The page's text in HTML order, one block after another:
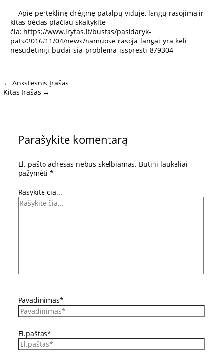
Apie perteklinę drėgmę patalpų viduje, langų rasojimą ir
kitas bėdas plačiau skaitykite
čia: https://www.lrytas.lt/bustas/pasidaryk-
pats/2016/11/04/news/namuose-rasoja-langai-yra-keli-
nesudetingi-budai-sia-problema-isspresti-879304
← Ankstesnis Įrašas
Kitas Įrašas →
Parašykite komentarą
El. pašto adresas nebus skelbiamas. Būtini laukeliai
pažymėti *
Rašykite čia...
Pavadinimas*
El.paštas*